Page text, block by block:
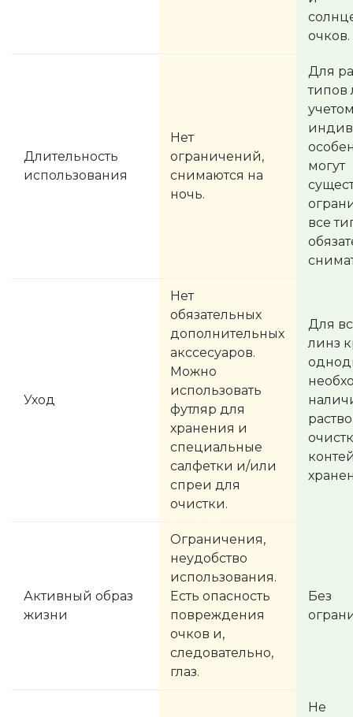
очков.
Длительность
использования
Нет
ограничений,
снимаются на
ночь.
Для
типов
могут
все
Уход
Нет
обязательных
дополнительных
акссесуаров.
Можно
использовать
футляр для
хранения и
специальные
салфетки и/или
спреи для
очистки.
Для
линз
Активный образ
жизни
Ограничения,
неудобство
использования.
Есть опасность
повреждения
очков и,
следовательно,
глаз.
Без
Не